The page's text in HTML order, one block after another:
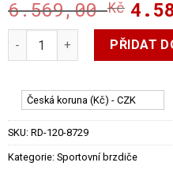
6.569,00Kč
cena
byla:
cena
je:
AKCE - WILWOOD - Brzdič
PŘIDAT
Česká koruna (Kč) - CZK
SKU: RD-120-8729
Kategorie: Sportovní brzdiče